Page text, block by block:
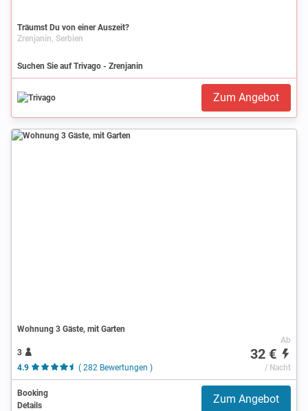
Träumst Du von einer Auszeit?
Zrenjanin, Serbien
Suchen Sie auf Trivago - Zrenjanin
Zum Angebot
Wohnung 3 Gäste, mit Garten
3
4.9
( 282 Bewertungen )
Ab
32 €
/ Nacht
Booking
Details
Zum Angebot